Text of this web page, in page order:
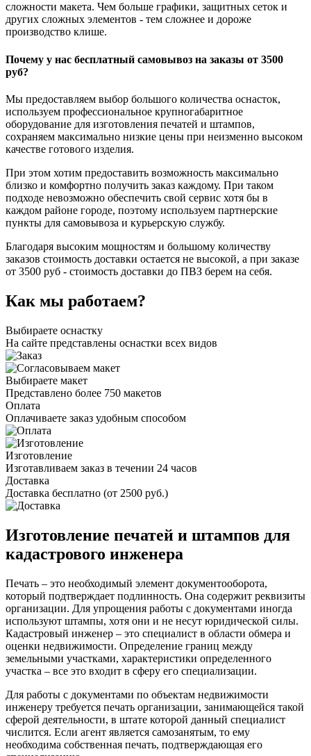
сложности макета. Чем больше графики, защитных сеток и
других сложных элементов - тем сложнее и дороже
производство клише.
Почему у нас бесплатный самовывоз на заказы от 3500
руб?
Мы предоставляем выбор большого количества оснасток,
используем профессиональное крупногабаритное
оборудование для изготовления печатей и штампов,
сохраняем максимально низкие цены при неизменно высоком
качестве готового изделия.
При этом хотим предоставить возможность максимально
близко и комфортно получить заказ каждому. При таком
подходе невозможно обеспечить свой сервис хотя бы в
каждом районе городе, поэтому используем партнерские
пункты для самовывоза и курьерскую службу.
Благодаря высоким мощностям и большому количеству
заказов стоимость доставки остается не высокой, а при заказе
от 3500 руб - стоимость доставки до ПВЗ берем на себя.
Как мы работаем?
Выбираете оснастку
На сайте представлены оснастки всех видов
Выбираете макет
Представлено более 750 макетов
Оплата
Оплачиваете заказ удобным способом
Изготовление
Изготавливаем заказ в течении 24 часов
Доставка
Доставка бесплатно (от 2500 руб.)
Изготовление печатей и штампов для
кадастрового инженера
Печать – это необходимый элемент документооборота,
который подтверждает подлинность. Она содержит реквизиты
организации. Для упрощения работы с документами иногда
используют штампы, хотя они и не несут юридической силы.
Кадастровый инженер – это специалист в области обмера и
оценки недвижимости. Определение границ между
земельными участками, характеристики определенного
участка – все это входит в сферу его специализации.
Для работы с документами по объектам недвижимости
инженеру требуется печать организации, занимающейся такой
сферой деятельности, в штате которой данный специалист
числится. Если агент является самозанятым, то ему
необходима собственная печать, подтверждающая его